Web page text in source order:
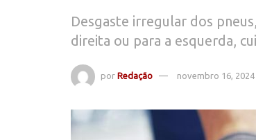
Desgaste irregular dos
direita ou para a esquerda,
por Redação novembro 16, 2024